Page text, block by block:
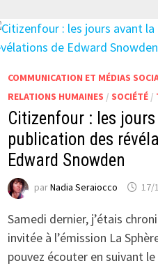
DES
EXCÈS
À
COMMUNICATION ET MÉDIAS
RELATIONS HUMAINES / SOCIÉTÉ/
Citizenfour : les
publication des
Edward Snowden
parNadia Seraiocco 17/
Samedi dernier, j’étais
invitée à l’émission La
pouvez écouter en suivant le